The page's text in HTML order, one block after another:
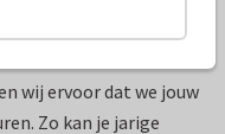
kaart? Wat leuk! Ga
wij ervoor dat we jouw
Zo kan je jarige